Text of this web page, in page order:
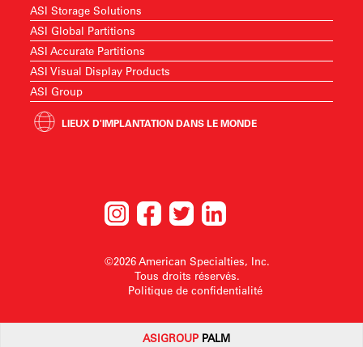
ASIGROUP PALM
ASI Storage Solutions
ASI Global Partitions
ASI Accurate Partitions
ASI Visual Display Products
ASI Group
LIEUX D'IMPLANTATION DANS LE MONDE
©2026 American Specialties, Inc.
Tous droits réservés.
Politique de confidentialité